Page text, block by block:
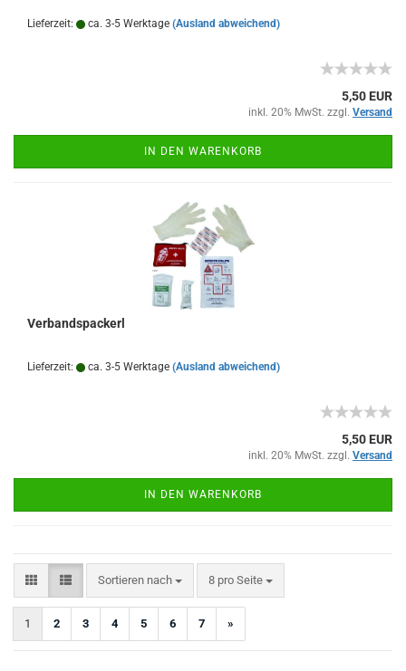
Lieferzeit: ca. 3-5 Werktage (Ausland abweichend)
5,50 EUR
inkl. 20% MwSt. zzgl. Versand
IN DEN WARENKORB
Verbandspackerl
Lieferzeit: ca. 3-5 Werktage (Ausland abweichend)
5,50 EUR
inkl. 20% MwSt. zzgl. Versand
IN DEN WARENKORB
Sortieren nach
Sortieren nach 8 pro Seite
pro Seite
1 2 3 4 5 6 7 »